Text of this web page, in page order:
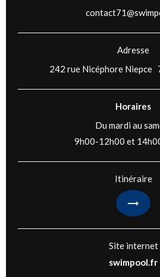
Adresse
242 rue Nicéphore
Horaires
Du mardi au
9h00-12h00 et
Itinéraire
Site internet
swimpool.fr